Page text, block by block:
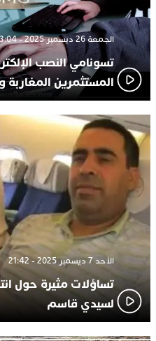
الجمعة 26 ديسمبر 2025 - 13:04
المستثمرين
الأحد 7 ديسمبر 2025 - 21:42
تساؤلات مثيرة حول
لسيدي قاسم